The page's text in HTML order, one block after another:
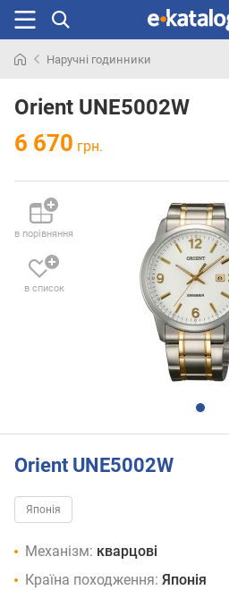
раніше
Наручні годинники
Orient UNE5002W
6 670 грн.
в порівняння
в список
Orient UNE5002W
Японія
Механізм: кварцові
Країна походження: Японія